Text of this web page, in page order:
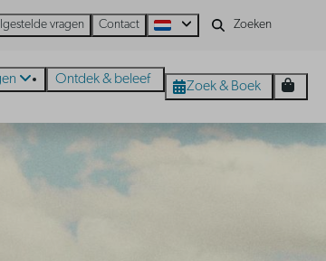
vragen Contact
Ontdek & beleef Zoek & Boek